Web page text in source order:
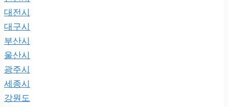
대전시
대구시
부산시
울산시
광주시
세종시
강원도